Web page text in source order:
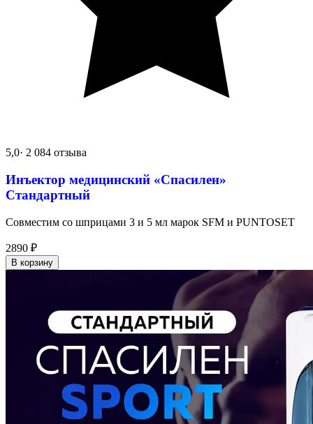
5,0· 2 084 отзыва
Инъектор медицинский «Спасилен»
Стандартный
Совместим со шприцами 3 и 5 мл марок SFM и PUNTOSET
2890 ₽
В корзину